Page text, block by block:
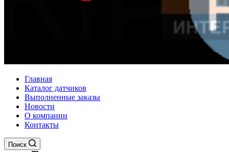
Главная
Каталог датчиков
Выполненные заказы
Новости
О компании
Контакты
Поиск